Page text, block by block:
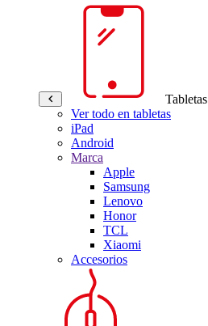
Tabletas
Ver todo en tabletas
iPad
Android
Marca
Apple
Samsung
Lenovo
Honor
TCL
Xiaomi
Accesorios